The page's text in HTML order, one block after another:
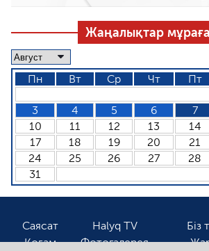
Жаңалықтар
Пн Вт Ср Чт Пт
3
4 5 6 7
10
11 12 13 14
17
18 19 20 21
24
25 26 27 28
31
Саясат
Қоғам
Halyq TV
Фотогалерея
Біз